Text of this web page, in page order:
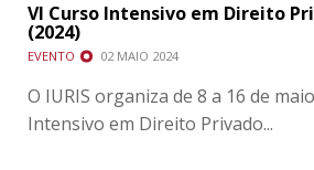
VI Curso Intensivo em Direito
(2024)
EVENTO 02 MAIO 2024
O IURIS organiza de 8 a 16 de
Intensivo em Direito Privado...